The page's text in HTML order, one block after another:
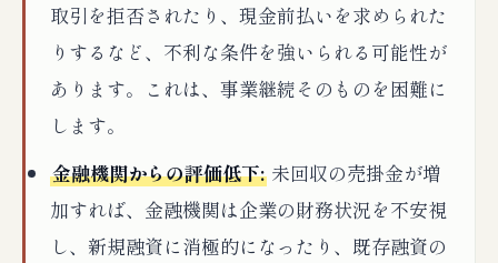
取引を拒否されたり、現金前払いを求められた
りするなど、不利な条件を強いられる可能性が
あります。これは、事業継続そのものを困難に
します。
金融機関からの評価低下: 未回収の売掛金が増
加すれば、金融機関は企業の財務状況を不安視
し、新規融資に消極的になったり、既存融資の